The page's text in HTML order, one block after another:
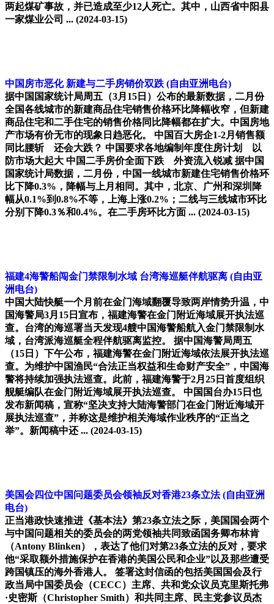
两起煤矿事故，并已造成至少12人死亡。其中，山西省中阳县
一家煤业公司 ... (2024-03-15)
中国房市恶化 新建与二手房销价双跌 (自由亚洲电台)
据中国国家统计局周五（3月15日）公布的最新数据，二月份
全国各线城市的新建商品住宅销售价格环比降幅收窄，但新建
商品住宅和二手住宅的销售价格同比降幅都在扩大。中国房地
产市场有价无市的现象日趋恶化。 中国百大房企1-2月销售额
同比腰斩 还会大跌？ 中国要求各地编制年度住房计划 以
防市场大起大 中国二手房价全面下跌 外资流入锐减 据中国
国家统计局数据，二月份，中国一线城市新建住宅销售价格环
比下降0.3%，降幅与上月相同。其中，北京、广州和深圳降
幅从0.1%到0.8%不等，上海上涨0.2%；二线与三线城市环比
分别下降0.3％和0.4%。在二手房环比方面 ... (2024-03-15)
福建4海警船闯金门禁限制水域 台湾海巡艇伴航驱离 (自由亚
洲电台)
中国大陆快艇一个月前在金门海域翻覆导致两岸情势升温，中
国海警局3月15日宣布，福建海警在金门附近海域展开执法巡
查。台湾的海巡署当天发现4艘中国海警船航入金门禁限制水
域，台湾派海巡艇全程伴航驱离监控。 据中国海警局周五
（15日）下午公布，福建海警在金门附近海域依法展开执法巡
查。为维护中国渔民“合法正当权益和生命财产安全”，中国海
警将持续加强执法巡查。此前，福建海警于2月25日首度组织
舰艇编队在金门附近海域展开执法巡查。 中国国台办15日也
发布新闻稿，宣称“坚决支持大陆海警部门在金门附近海域开
展执法巡查”，并称这是维护相关海域作业秩序的“正当之
举”。新闻稿中还 ... (2024-03-15)
美国会四位中国问题委员会领袖反对香港23条立法 (自由亚洲
电台)
正当港政快速推进《基本法》第23条立法之际，美国国会两个
与中国问题相关的委员会的两党领袖共同致函国务卿布林肯
（Antony Blinken），表达了他们对第23条立法的反对，要求
他“采取额外措施保护在香港的美国公民和企业”以及那些遭受
跨国镇压的海外香港人。 签署这封信函的包括美国国会及行
政当局中国委员会（CECC）主席、共和党众议员克里斯托弗
·史密斯（Christopher Smith）和共同主席、民主党参议员杰